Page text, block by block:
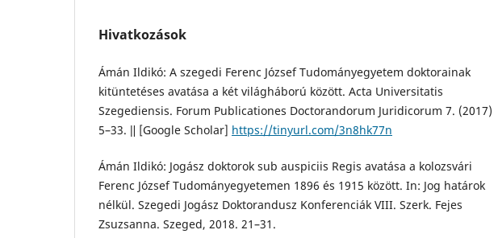
Hivatkozások
Ámán Ildikó: A szegedi Ferenc József Tudományegyetem doktorainak
kitüntetéses avatása a két világháború között. Acta Universitatis
Szegediensis. Forum Publicationes Doctorandorum Juridicorum 7. (2017)
5–33. ǁ [Google Scholar] https://tinyurl.com/3n8hk77n
Ámán Ildikó: Jogász doktorok sub auspiciis Regis avatása a kolozsvári
Ferenc József Tudományegyetemen 1896 és 1915 között. In: Jog határok
nélkül. Szegedi Jogász Doktorandusz Konferenciák VIII. Szerk. Fejes
Zsuzsanna. Szeged, 2018. 21–31.